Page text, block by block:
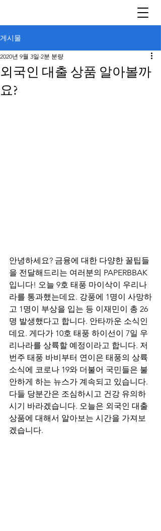
게시물
외국인 대출 상품 알아볼까
요?
2020년 9월 3일 2분 분량
안녕하세요? 금융에 대한 다양한 꿀팁들
을 전달해드리는 여러분의 PAPERBBAK
입니다! 오늘 9호 태풍 마이삭이 우리나
라를 통과했는데요. 강풍에 1명이 사망하
고 1명이 부상을 입는 등 이재민이 총 26
명 발생했다고 합니다. 안타까운 소식인
데요. 게다가 10호 태풍 하이선이 7일 우
리나라를 상륙할 예정이라고 합니다. 저
번주 태풍 바비부터 연이은 태풍의 상륙
소식에 코로나 19와 더불어 국민들은 불
안하게 하는 뉴스가 계속되고 있습니다.
다들 당분간은 조심하시고 건강 유의하
시기 바라겠습니다. 오늘은 외국인 대출
상품에 대해서 알아보는 시간을 가져보
겠습니다.